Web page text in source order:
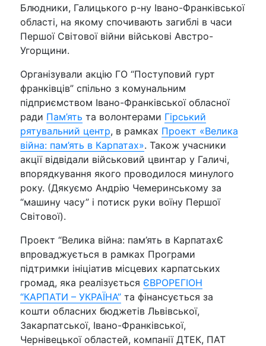
Блюдники, Галицького р-ну Івано-Франківської
області, на якому спочивають загиблі в часи
Першої Світової війни військові Австро-
Угорщини.
Організували акцію ГО “Поступовий гурт
франківців” спільно з комунальним
підприємством Івано-Франківської обласної
ради Пам’ять та волонтерами Гірський
рятувальний центр, в рамках Проект «Велика
війна: пам’ять в Карпатах». Також учасники
акції відвідали військовий цвинтар у Галичі,
впорядкування якого проводилося минулого
року. (Дякуємо Андрію Чемеринському за
“машину часу” і потиск руки воїну Першої
Світової).
Проект “Велика війна: пам’ять в КарпатахЄ
впроваджується в рамках Програми
підтримки ініціатив місцевих карпатських
громад, яка реалізується ЄВРОРЕГІОН
“КАРПАТИ – УКРАЇНА” та фінансується за
кошти обласних бюджетів Львівської,
Закарпатської, Івано-Франківської,
Чернівецької областей, компанії ДТЕК, ПАТ